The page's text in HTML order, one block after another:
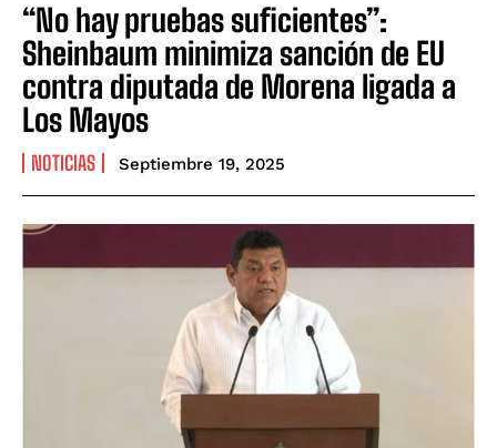
“No hay pruebas suficientes”:
Sheinbaum minimiza sanción de EU
contra diputada de Morena ligada a
Los Mayos
NOTICIAS Septiembre 19, 2025